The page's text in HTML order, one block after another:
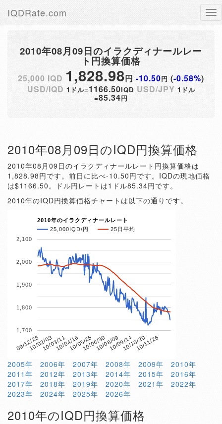
IQDRate.com
2010年08月09日のイラクディナールレー
ト円換算価格
25,000 IQD 1,828.98円 -10.50円 (-0.58%)
USD/IQD 1ドル=1166.50IQD USD/JPY 1ドル
=85.34円
2010年08月09日のIQD円換算価格
2010年08月09日のイラクディナールレート円換算価格は
1,828.98円です。前日に比べ-10.50円です。IQDの現地価格
は$1166.50。ドル円レートは1ドル85.34円です。
2010年のIQD円換算価格チャートは以下の通りです。
2010年のイラクディナールレート
25,000IQD/円
25日平均
09/12/2810/02/0310/03/1110/04/1610/05/2510/06/3010/08/0910/09/1410/10/2010/11/26
1,700
1,800
1,900
2,000
2,100
2005年 2006年 2007年 2008年 2009年
2010年
2011年
2012年 2013年 2014年 2015年
2016年
2017年
2018年 2019年 2020年 2021年
2022年
2023年
2024年 2025年 2026年
2010年のIQD円換算価格